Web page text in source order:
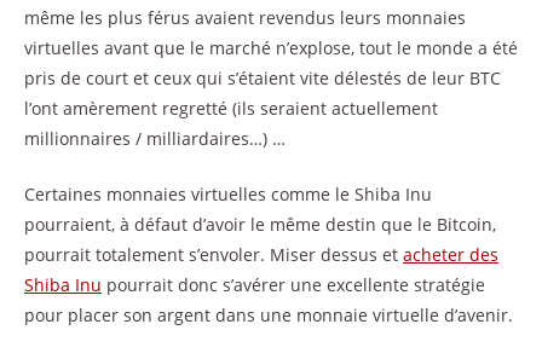
même les plus férus avaient revendus leurs monnaies
virtuelles avant que le marché n’explose, tout le monde a été
pris de court et ceux qui s’étaient vite délestés de leur BTC
l’ont amèrement regretté (ils seraient actuellement
millionnaires / milliardaires…) …
Certaines monnaies virtuelles comme le Shiba Inu
pourraient, à défaut d’avoir le même destin que le Bitcoin,
pourrait totalement s’envoler. Miser dessus et acheter des
Shiba Inu pourrait donc s’avérer une excellente stratégie
pour placer son argent dans une monnaie virtuelle d’avenir.